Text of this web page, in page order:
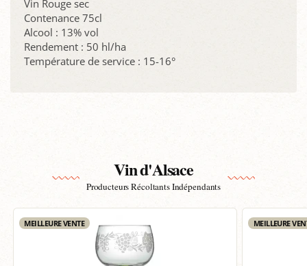
Vin Rouge sec
Contenance 75cl
Alcool : 13% vol
Rendement : 50 hl/ha
Température de service : 15-16°
Vin d'Alsace
Producteurs Récoltants Indépendants
MEILLEURE VENTE MEILLEURE